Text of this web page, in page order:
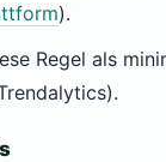
).
Regel als